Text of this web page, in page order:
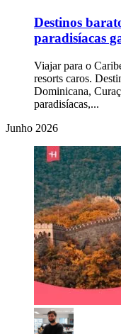
Destinos
paradisíacas
Viajar para o
resorts caros.
Dominicana,
paradisíacas,...
Junho 2026